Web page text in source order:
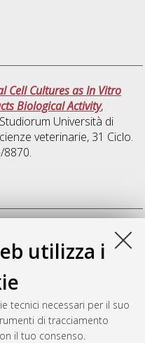
utilizza i
tecnici necessari per il suo
di tracciamento
il tuo consenso.
Cell Cultures as In Vitro
Biological Activity,
Università di
veterinarie, 31 Ciclo.
of in vitro models for
the mammary epithelial
mammary epithelial
Mater Studiorum
ricerca in